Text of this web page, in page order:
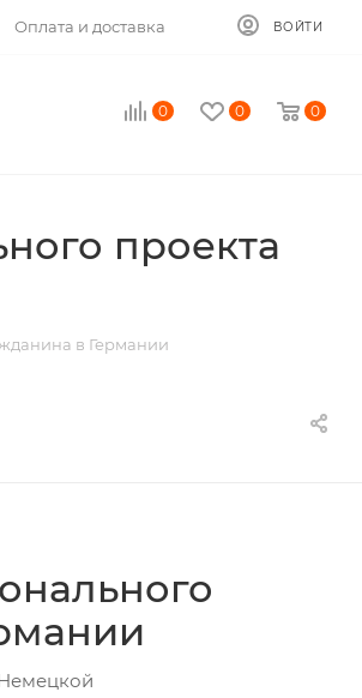
Оплата и доставка ВОЙТИ
0 0 0
проекта
в Германии